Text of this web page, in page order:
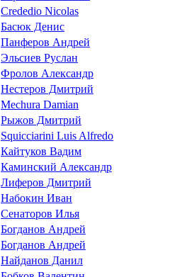
Crededio Nicolas
Басюк Денис
Панферов Андрей
Эльсиев Руслан
Фролов Александр
Нестеров Дмитрий
Mechura Damian
Рыжов Дмитрий
Squicciarini Luis Alfredo
Кайтуков Вадим
Каминский Александр
Лиферов Дмитрий
Набокин Иван
Сенаторов Илья
Богданов Андрей
Богданов Андрей
Найданов Данил